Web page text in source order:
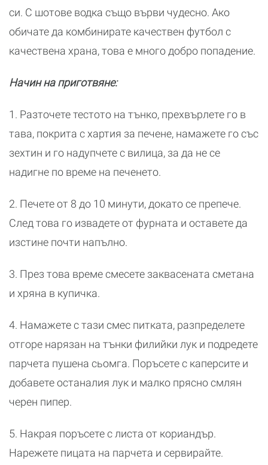
си. С шотове водка също върви чудесно. Ако
обичате да комбинирате качествен футбол с
качествена храна, това е много добро попадение.
Начин на приготвяне:
1. Разточете тестото на тънко, прехвърлете го в
тава, покрита с хартия за печене, намажете го със
зехтин и го надупчете с вилица, за да не се
надигне по време на печенето.
2. Печете от 8 до 10 минути, докато се препече.
След това го извадете от фурната и оставете да
изстине почти напълно.
3. През това време смесете заквасената сметана
и хряна в купичка.
4. Намажете с тази смес питката, разпределете
отгоре нарязан на тънки филийки лук и подредете
парчета пушена сьомга. Поръсете с каперсите и
добавете останалия лук и малко прясно смлян
черен пипер.
5. Накрая поръсете с листа от кориандър.
Нарежете пицата на парчета и сервирайте.